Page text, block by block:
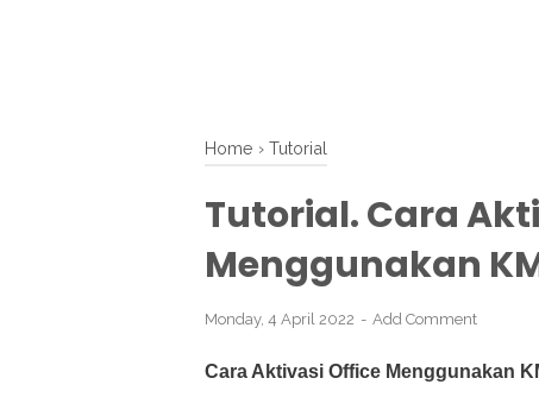
Home › Tutorial
Tutorial. Cara
Menggunakan
Monday, 4 April 2022 Add Comment
Cara Aktivasi Office Menggunakan